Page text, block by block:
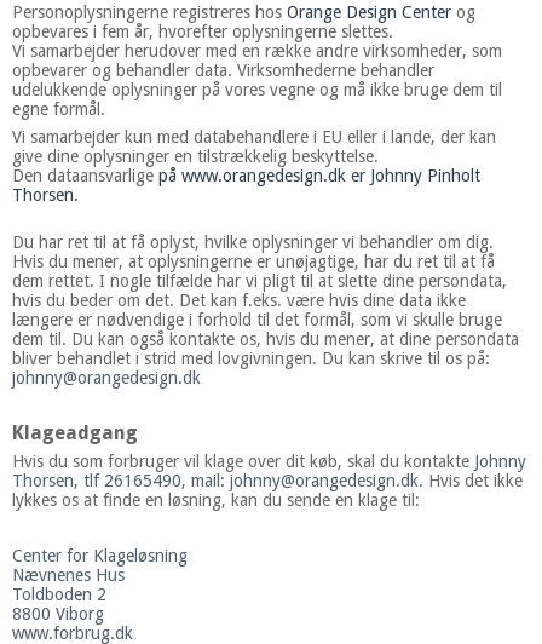
Personoplysningerne registreres hos Orange Design Center og
opbevares i fem år, hvorefter oplysningerne slettes.
Vi samarbejder herudover med en række andre virksomheder, som
opbevarer og behandler data. Virksomhederne behandler
udelukkende oplysninger på vores vegne og må ikke bruge dem til
egne formål.
Vi samarbejder kun med databehandlere i EU eller i lande, der kan
give dine oplysninger en tilstrækkelig beskyttelse.
Den dataansvarlige på www.orangedesign.dk er Johnny Pinholt
Thorsen.
Du har ret til at få oplyst, hvilke oplysninger vi behandler om dig.
Hvis du mener, at oplysningerne er unøjagtige, har du ret til at få
dem rettet. I nogle tilfælde har vi pligt til at slette dine persondata,
hvis du beder om det. Det kan f.eks. være hvis dine data ikke
længere er nødvendige i forhold til det formål, som vi skulle bruge
dem til. Du kan også kontakte os, hvis du mener, at dine persondata
bliver behandlet i strid med lovgivningen. Du kan skrive til os på:
johnny@orangedesign.dk
Klageadgang
Hvis du som forbruger vil klage over dit køb, skal du kontakte Johnny
Thorsen, tlf 26165490, mail: johnny@orangedesign.dk. Hvis det ikke
lykkes os at finde en løsning, kan du sende en klage til:
Center for Klageløsning
Nævnenes Hus
Toldboden 2
8800 Viborg
www.forbrug.dk